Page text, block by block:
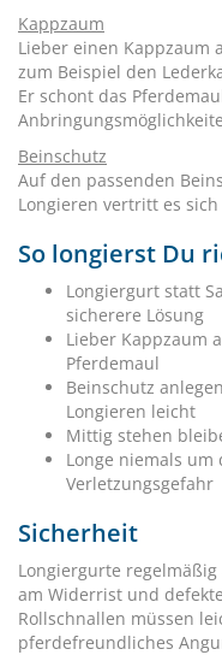
Kappzaum
Lieber einen Kappzaum
zum Beispiel den
Er schont das
Beinschutz
Auf den passenden
Longieren vertritt es
So longierst Du
Longiergurt statt
sicherere Lösung
Lieber Kappzaum
Pferdemaul
Beinschutz
Longieren leicht
Mittig stehen
Longe niemals um
Verletzungsgefahr
Sicherheit
Longiergurte
am Widerrist und
Rollschnallen müssen
pferdefreundliches